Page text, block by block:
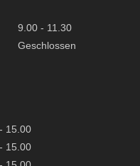
9.00 - 11.30
Geschlossen
15.00
15.00